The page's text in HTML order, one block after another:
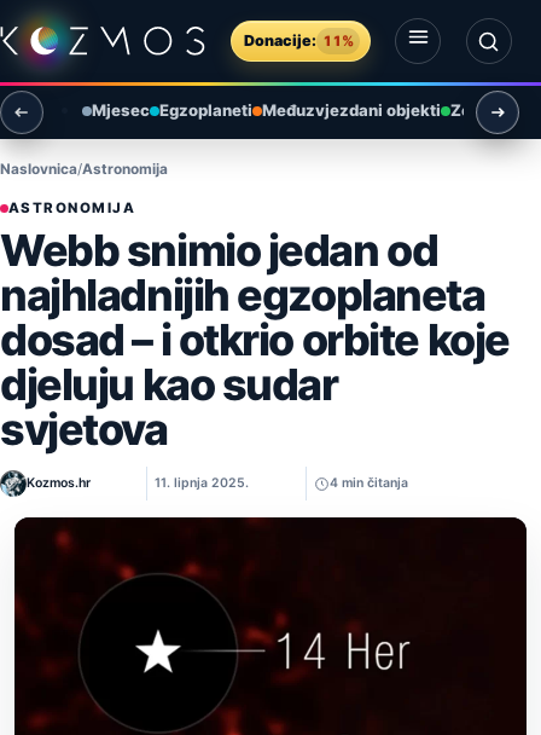
Preskoči na sadržaj
Donacije: 11%
Otvori izbornik
Otvori pretragu
Mjesec Egzoplaneti Međuzvjezdani objekti Zemlja i
Naslovnica Astronomija
ASTRONOMIJA
Webb snimio jedan od
najhladnijih egzoplaneta
dosad – i otkrio orbite koje
djeluju kao sudar
svjetova
Kozmos.hr 11. lipnja 2025. 4 min čitanja